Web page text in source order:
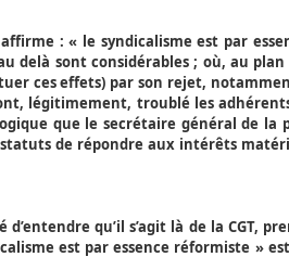
: « le syndicalisme est par
sont considérables ; où, au plan
ces effets) par son rejet,
légitimement, troublé les
que le secrétaire général de
de répondre aux intérêts
qu’il s’agit là de la CGT,
est par essence réformiste »